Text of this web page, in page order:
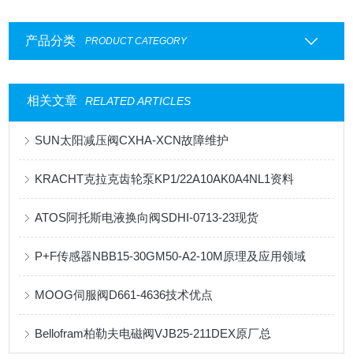
产品分类 PRODUCT CATEGORY
相关文章 RELATED ARTICLES
SUN太阳减压阀CXHA-XCN故障维护
KRACHT克拉克齿轮泵KP1/22A10AK0A4NL1资料
ATOS阿托斯电液换向阀SDHI-0713-23现货
P+F传感器NBB15-30GM50-A2-10M原理及应用领域
MOOG伺服阀D661-4636技术优点
Bellofram柏勒夫电磁阀VJB25-211DEX原厂总